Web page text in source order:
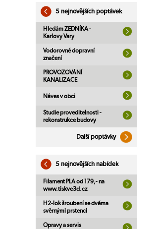
5 nejnovějších poptávek
Hledám ZEDNÍKA -
Karlovy Vary
Vodorovné dopravní
značení
PROVOZOVÁNÍ
KANALIZACE
Náves v obci
Studie proveditelnosti -
rekonstrukce budovy
Další poptávky
5 nejnovějších nabídek
Filament PLA od 179,- na
www.tiskve3d.cz
H2-lok šroubení se dvěma
svěrnými prstenci
Opravy a servis